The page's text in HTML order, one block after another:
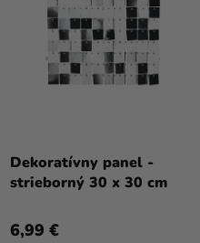
Dekoratívny panel -
strieborný 30 x 30 cm
6,99 €